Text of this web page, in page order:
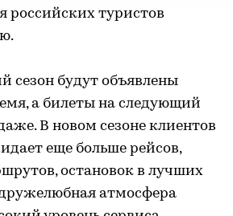
российских туристов
сезон будут объявлены
а билеты на следующий
В новом сезоне клиентов
еще больше рейсов,
остановок в лучших
атмосфера